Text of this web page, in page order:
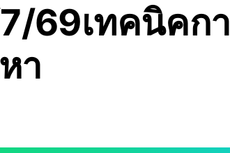
69เทคนิคกา
า